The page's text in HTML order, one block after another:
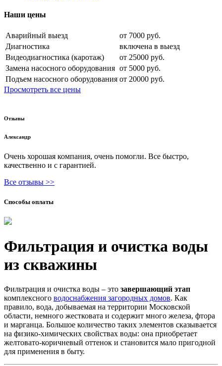
Наши цены
Аварийный выезд
от 7000 руб.
Диагностика
включена в выезд
Видеодиагностика (каротаж)
от 25000 руб.
Замена насосного оборудования от 5000 руб.
Подъем насосного оборудования от 20000 руб.
Просмотреть все цены
Отзывы
Александр
Очень хорошая компания, очень помогли. Все быстро,
качественно и с гарантией.
Все отзывы >>
Способы оплаты
Фильтрация и очистка воды
из скважины
Фильтрация и очистка воды – это завершающий этап
комплексного водоснабжения загородных домов. Как
правило, вода, добываемая на территории Московской
области, немного жестковата и содержит много железа, фтора
и марганца. Большое количество таких элементов сказывается
на физико-химических свойствах воды: она приобретает
желтовато-коричневый оттенок и становится мало пригодной
для применения в быту.